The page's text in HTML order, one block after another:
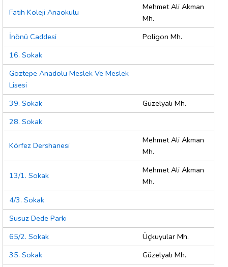
Fatih Koleji Anaokulu
Mehmet Ali Akman
Mh.
İnönü Caddesi
Poligon Mh.
16. Sokak
Göztepe Anadolu Meslek Ve Meslek
Lisesi
39. Sokak
Güzelyalı Mh.
28. Sokak
Körfez Dershanesi
Mehmet Ali Akman
Mh.
13/1. Sokak
Mehmet Ali Akman
Mh.
4/3. Sokak
Susuz Dede Parkı
65/2. Sokak
Üçkuyular Mh.
35. Sokak
Güzelyalı Mh.